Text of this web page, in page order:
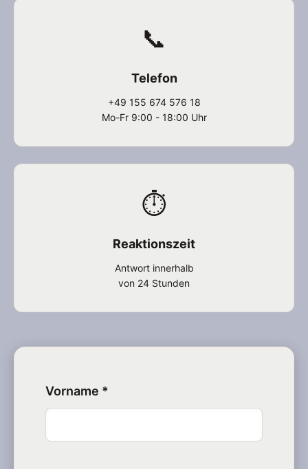
📞
Telefon
+49 155 674 576 18
Mo-Fr 9:00 - 18:00 Uhr
⏱️
Reaktionszeit
Antwort innerhalb
von 24 Stunden
Vorname *